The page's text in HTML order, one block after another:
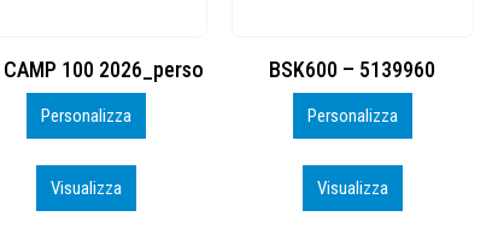
BSK600 – 5139960
Personalizza
Visualizza
DTF
Personalizza
Visualizza